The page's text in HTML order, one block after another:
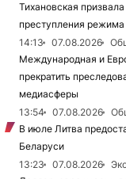
Тихановская
преступления
14:13
07.08.2026
Международная и
прекратить
медиасферы
13:54
07.08.2026
В июле Литва
Беларуси
13:23
07.08.2026